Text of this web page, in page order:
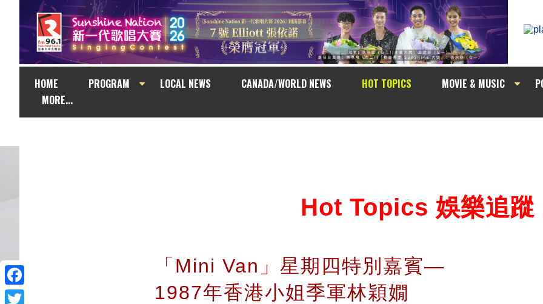
HOME PROGRAM LOCAL NEWS CANADA/WORLD NEWS HOT TOPICS MOVIE & MUSIC
MORE...
Facebook
Hot Topics 娛樂追蹤
「Mini Van」星期四特別嘉賓—
1987年香港小姐季軍林穎嫺